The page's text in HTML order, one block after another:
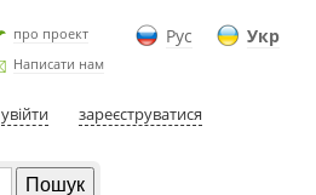
Рус Укр
про проект
Написати нам
увійти зареєструватися